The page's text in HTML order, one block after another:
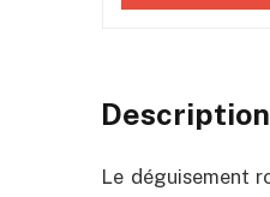
Le déguisement